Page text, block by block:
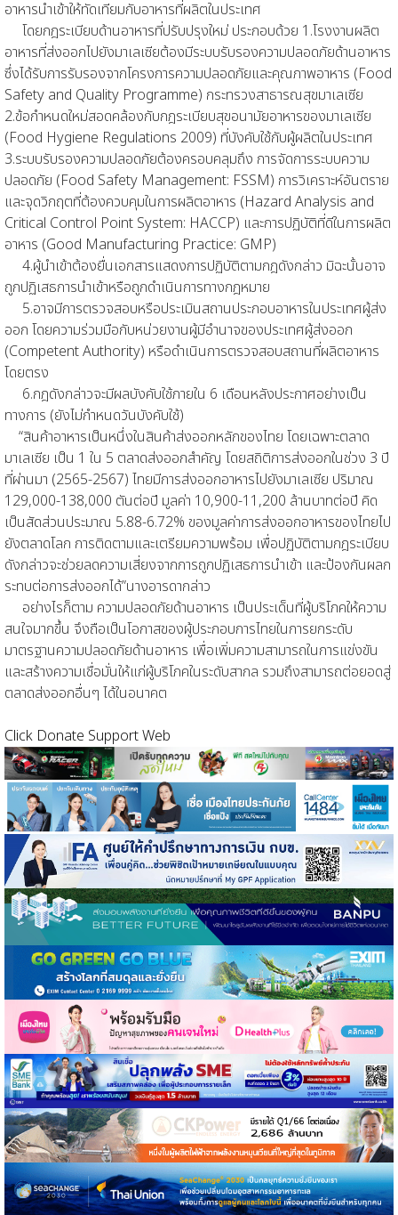
อาหารนำเข้าให้ทัดเทียมกับอาหารที่ผลิตในประเทศ
โดยกฎระเบียบด้านอาหารที่ปรับปรุงใหม่ ประกอบด้วย 1.โรงงานผลิต
อาหารที่ส่งออกไปยังมาเลเซียต้องมีระบบรับรองความปลอดภัยด้านอาหาร
ซึ่งได้รับการรับรองจากโครงการความปลอดภัยและคุณภาพอาหาร (Food
Safety and Quality Programme) กระทรวงสาธารณสุขมาเลเซีย
2.ข้อกำหนดใหม่สอดคล้องกับกฎระเบียบสุขอนามัยอาหารของมาเลเซีย
(Food Hygiene Regulations 2009) ที่บังคับใช้กับผู้ผลิตในประเทศ
3.ระบบรับรองความปลอดภัยต้องครอบคลุมถึง การจัดการระบบความ
ปลอดภัย (Food Safety Management: FSSM) การวิเคราะห์อันตราย
และจุดวิกฤตที่ต้องควบคุมในการผลิตอาหาร (Hazard Analysis and
Critical Control Point System: HACCP) และการปฏิบัติที่ดีในการผลิต
อาหาร (Good Manufacturing Practice: GMP)
4.ผู้นำเข้าต้องยื่นเอกสารแสดงการปฏิบัติตามกฎดังกล่าว มิฉะนั้นอาจ
ถูกปฏิเสธการนำเข้าหรือถูกดำเนินการทางกฎหมาย
5.อาจมีการตรวจสอบหรือประเมินสถานประกอบอาหารในประเทศผู้ส่ง
ออก โดยความร่วมมือกับหน่วยงานผู้มีอำนาจของประเทศผู้ส่งออก
(Competent Authority) หรือดำเนินการตรวจสอบสถานที่ผลิตอาหาร
โดยตรง
6.กฎดังกล่าวจะมีผลบังคับใช้ภายใน 6 เดือนหลังประกาศอย่างเป็น
ทางการ (ยังไม่กำหนดวันบังคับใช้)
“สินค้าอาหารเป็นหนึ่งในสินค้าส่งออกหลักของไทย โดยเฉพาะตลาด
มาเลเซีย เป็น 1 ใน 5 ตลาดส่งออกสำคัญ โดยสถิติการส่งออกในช่วง 3 ปี
ที่ผ่านมา (2565-2567) ไทยมีการส่งออกอาหารไปยังมาเลเซีย ปริมาณ
129,000-138,000 ตันต่อปี มูลค่า 10,900-11,200 ล้านบาทต่อปี คิด
เป็นสัดส่วนประมาณ 5.88-6.72% ของมูลค่าการส่งออกอาหารของไทยไป
ยังตลาดโลก การติดตามและเตรียมความพร้อม เพื่อปฏิบัติตามกฎระเบียบ
ดังกล่าวจะช่วยลดความเสี่ยงจากการถูกปฏิเสธการนำเข้า และป้องกันผลก
ระทบต่อการส่งออกได้”นางอารดากล่าว
อย่างไรก็ตาม ความปลอดภัยด้านอาหาร เป็นประเด็นที่ผู้บริโภคให้ความ
สนใจมากขึ้น จึงถือเป็นโอกาสของผู้ประกอบการไทยในการยกระดับ
มาตรฐานความปลอดภัยด้านอาหาร เพื่อเพิ่มความสามารถในการแข่งขัน
และสร้างความเชื่อมั่นให้แก่ผู้บริโภคในระดับสากล รวมถึงสามารถต่อยอดสู่
ตลาดส่งออกอื่นๆ ได้ในอนาคต
Click Donate Support Web